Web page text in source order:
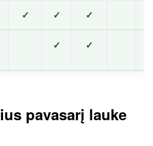
✓ ✓ ✓
✓ ✓
pavasarį lauke